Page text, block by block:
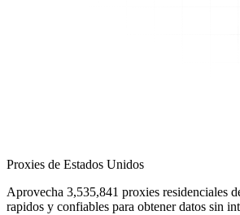
Proxies de Estados Unidos
Aprovecha 3,535,841 proxies residenciales
rapidos y confiables para obtener datos sin